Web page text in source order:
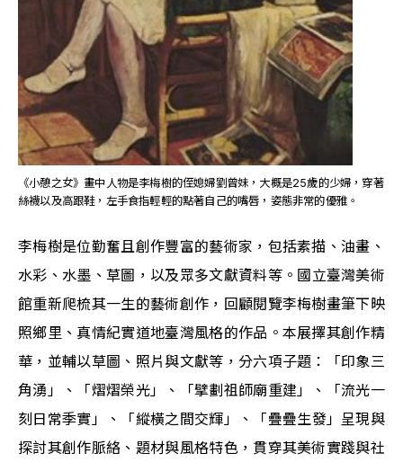
《小憩之女》畫中人物是李梅樹的侄媳婦劉曾妹，大概是25歲的少婦，穿著
絲襪以及高跟鞋，左手食指輕輕的點著自己的嘴唇，姿態非常的優雅。
李梅樹是位勤奮且創作豐富的藝術家，包括素描、油畫、
水彩、水墨、草圖，以及眾多文獻資料等。國立臺灣美術
館重新爬梳其一生的藝術創作，回顧閱覽李梅樹畫筆下映
照鄉里、真情紀實道地臺灣風格的作品。本展擇其創作精
華，並輔以草圖、照片與文獻等，分六項子題：「印象三
角湧」、「熠熠榮光」、「擘劃祖師廟重建」、「流光一
刻日常季實」、「縱橫之間交輝」、「疊疊生發」呈現與
探討其創作脈絡、題材與風格特色，貫穿其美術實踐與社